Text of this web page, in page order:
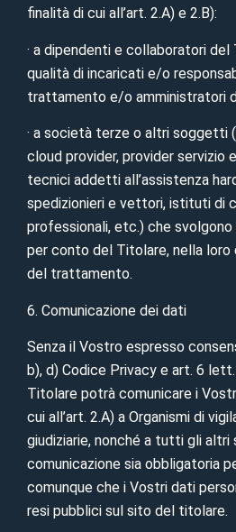
finalità di cui all’art. 2.A) e 2.B):
· a dipendenti e collaboratori
qualità di incaricati e/o
trattamento e/o amministratori
· a società terze o altri soggetti
cloud provider, provider servizio
tecnici addetti all’assistenza
spedizionieri e vettori, istituti di
professionali, etc.) che
per conto del Titolare, nella loro
del trattamento.
6. Comunicazione dei dati
Senza il Vostro espresso
b), d) Codice Privacy e art. 6
Titolare potrà comunicare i
cui all’art. 2.A) a Organismi di
giudiziarie, nonché a tutti gli altri
comunicazione sia obbligatoria
comunque che i Vostri dati
resi pubblici sul sito del titolare.